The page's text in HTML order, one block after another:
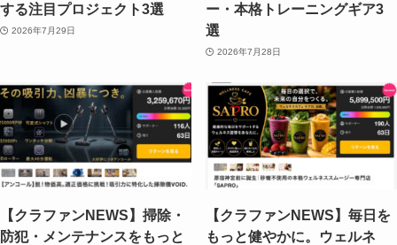
する注目プロジェクト3選
2026年7月29日
ー・本格トレーニングギア3
選
2026年7月28日
【クラファンNEWS】掃除・
防犯・メンテナンスをもっと
【クラファンNEWS】毎日を
もっと健やかに。ウェルネ